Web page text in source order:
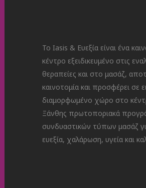
Το Iasis & Ευεξία είναι ένα
κέντρο εξειδικευμένο στις
θεραπείες και στο μασάζ,
καινοτομία και προσφέρει σε
διαμορφωμένο χώρο στο
Ξάνθης πρωτοποριακά
συνδυαστικών τύπων μασάζ
ευεξία, χαλάρωση, υγεία και